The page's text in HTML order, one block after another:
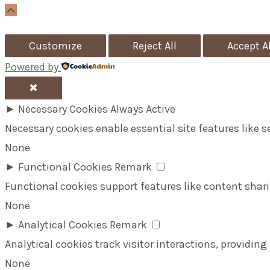
Customize Reject All
Accept
Powered by
✖
► Necessary Cookies Always Active
Necessary cookies enable essential site features like
None
► Functional Cookies Remark
Functional cookies support features like content
None
► Analytical Cookies Remark
Analytical cookies track visitor interactions,
None